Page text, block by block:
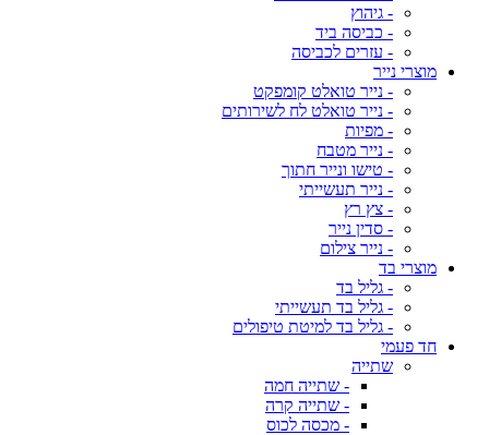
- גיהוץ
- כביסה ביד
- עזרים לכביסה
מוצרי נייר
- נייר טואלט קומפקט
- נייר טואלט לח לשירותים
- מפיות
- נייר מטבח
- טישו ונייר חתוך
- נייר תעשייתי
- צץ רץ
- סדין נייר
- נייר צילום
מוצרי בד
- גליל בד
- גליל בד תעשייתי
- גליל בד למיטת טיפולים
חד פעמי
שתייה
- שתייה חמה
- שתייה קרה
- מכסה לכוס